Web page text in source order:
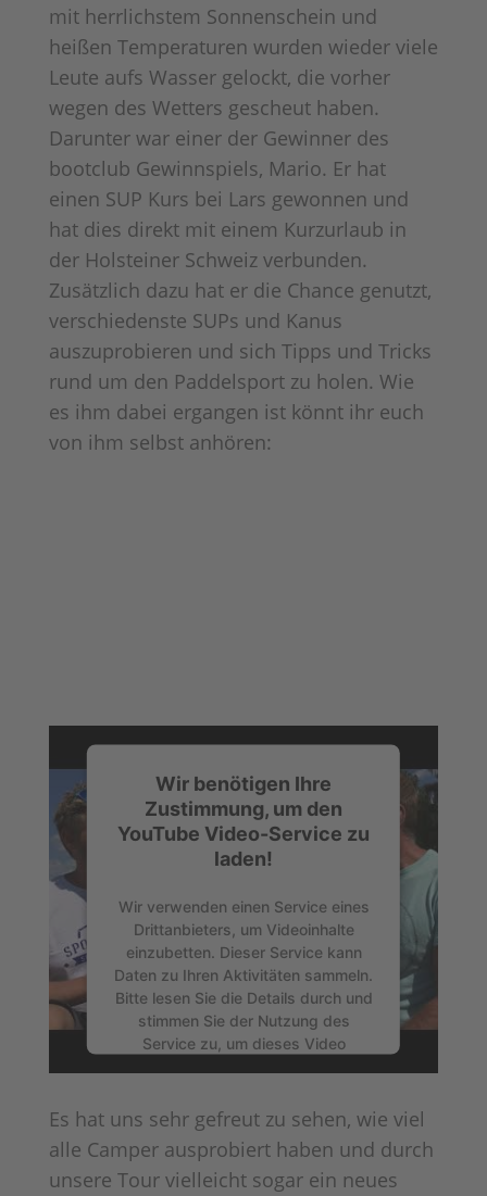
mit herrlichstem Sonnenschein und
heißen Temperaturen wurden wieder viele
Leute aufs Wasser gelockt, die vorher
wegen des Wetters gescheut haben.
Darunter war einer der Gewinner des
bootclub Gewinnspiels, Mario. Er hat
einen SUP Kurs bei Lars gewonnen und
hat dies direkt mit einem Kurzurlaub in
der Holsteiner Schweiz verbunden.
Zusätzlich dazu hat er die Chance genutzt,
verschiedenste SUPs und Kanus
auszuprobieren und sich Tipps und Tricks
rund um den Paddelsport zu holen. Wie
es ihm dabei ergangen ist könnt ihr euch
von ihm selbst anhören:
Wir benötigen Ihre
Zustimmung, um den
YouTube Video-Service zu
laden!
Wir verwenden einen Service eines
Drittanbieters, um Videoinhalte
einzubetten. Dieser Service kann
Daten zu Ihren Aktivitäten sammeln.
Bitte lesen Sie die Details durch und
stimmen Sie der Nutzung des
Service zu, um dieses Video
Mehr Informationen
Akzeptieren
Es hat uns sehr gefreut zu sehen, wie viel
alle Camper ausprobiert haben und durch
unsere Tour vielleicht sogar ein neues